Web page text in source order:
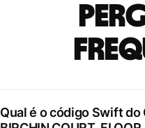
Qual é o código Swift do